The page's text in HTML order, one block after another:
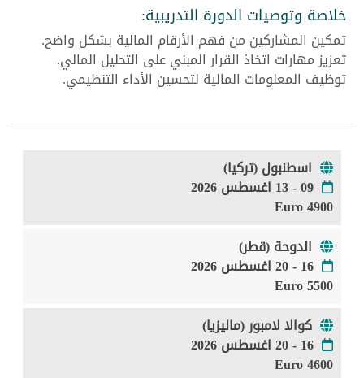
خلاصة وتوصيات الدورة التدريبية:
تمكين المشاركين من فهم الأرقام المالية بشكل واضح.
تعزيز مهارات اتخاذ القرار المبني على التحليل المالي.
توظيف المعلومات المالية لتحسين الأداء التنظيمي.
اسطنبول (تركيا)
09 - 13 اغسطس 2026
4900 Euro
الدوحة (قطر)
16 - 20 اغسطس 2026
5500 Euro
كوالا لامبور (ماليزيا)
16 - 20 اغسطس 2026
4600 Euro